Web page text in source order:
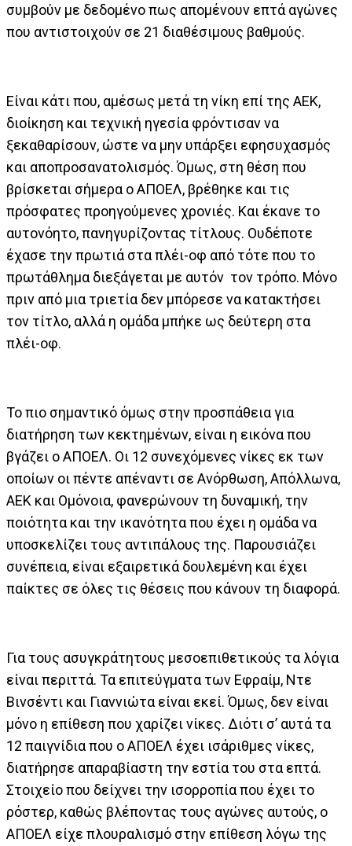
συμβούν με δεδομένο πως απομένουν επτά αγώνες
που αντιστοιχούν σε 21 διαθέσιμους βαθμούς.
Είναι κάτι που, αμέσως μετά τη νίκη επί της ΑΕΚ,
διοίκηση και τεχνική ηγεσία φρόντισαν να
ξεκαθαρίσουν, ώστε να μην υπάρξει εφησυχασμός
και αποπροσανατολισμός. Όμως, στη θέση που
βρίσκεται σήμερα ο ΑΠΟΕΛ, βρέθηκε και τις
πρόσφατες προηγούμενες χρονιές. Και έκανε το
αυτονόητο, πανηγυρίζοντας τίτλους. Ουδέποτε
έχασε την πρωτιά στα πλέι-οφ από τότε που το
πρωτάθλημα διεξάγεται με αυτόν τον τρόπο. Μόνο
πριν από μια τριετία δεν μπόρεσε να κατακτήσει
τον τίτλο, αλλά η ομάδα μπήκε ως δεύτερη στα
πλέι-οφ.
Το πιο σημαντικό όμως στην προσπάθεια για
διατήρηση των κεκτημένων, είναι η εικόνα που
βγάζει ο ΑΠΟΕΛ. Οι 12 συνεχόμενες νίκες εκ των
οποίων οι πέντε απέναντι σε Ανόρθωση, Απόλλωνα,
ΑΕΚ και Ομόνοια, φανερώνουν τη δυναμική, την
ποιότητα και την ικανότητα που έχει η ομάδα να
υποσκελίζει τους αντιπάλους της. Παρουσιάζει
συνέπεια, είναι εξαιρετικά δουλεμένη και έχει
παίκτες σε όλες τις θέσεις που κάνουν τη διαφορά.
Για τους ασυγκράτητους μεσοεπιθετικούς τα λόγια
είναι περιττά. Τα επιτεύγματα των Εφραίμ, Ντε
Βινσέντι και Γιαννιώτα είναι εκεί. Όμως, δεν είναι
μόνο η επίθεση που χαρίζει νίκες. Διότι σ’ αυτά τα
12 παιγνίδια που ο ΑΠΟΕΛ έχει ισάριθμες νίκες,
διατήρησε απαραβίαστη την εστία του στα επτά.
Στοιχείο που δείχνει την ισορροπία που έχει το
ρόστερ, καθώς βλέποντας τους αγώνες αυτούς, ο
ΑΠΟΕΛ είχε πλουραλισμό στην επίθεση λόγω της